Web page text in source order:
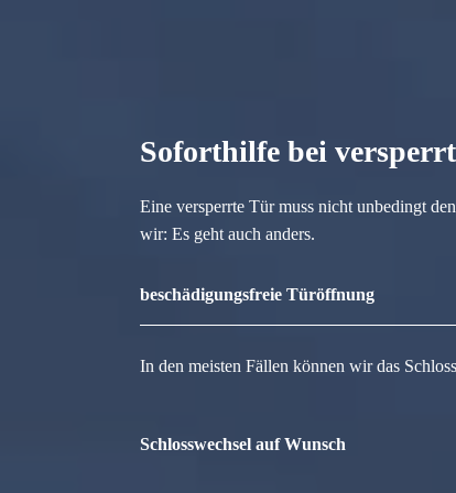
Soforthilfe bei
Eine versperrte Tür muss nicht unbedingt
wir: Es geht auch anders.
beschädigungsfreie Türöffnung
In den meisten Fällen können wir das
Schlosswechsel auf Wunsch